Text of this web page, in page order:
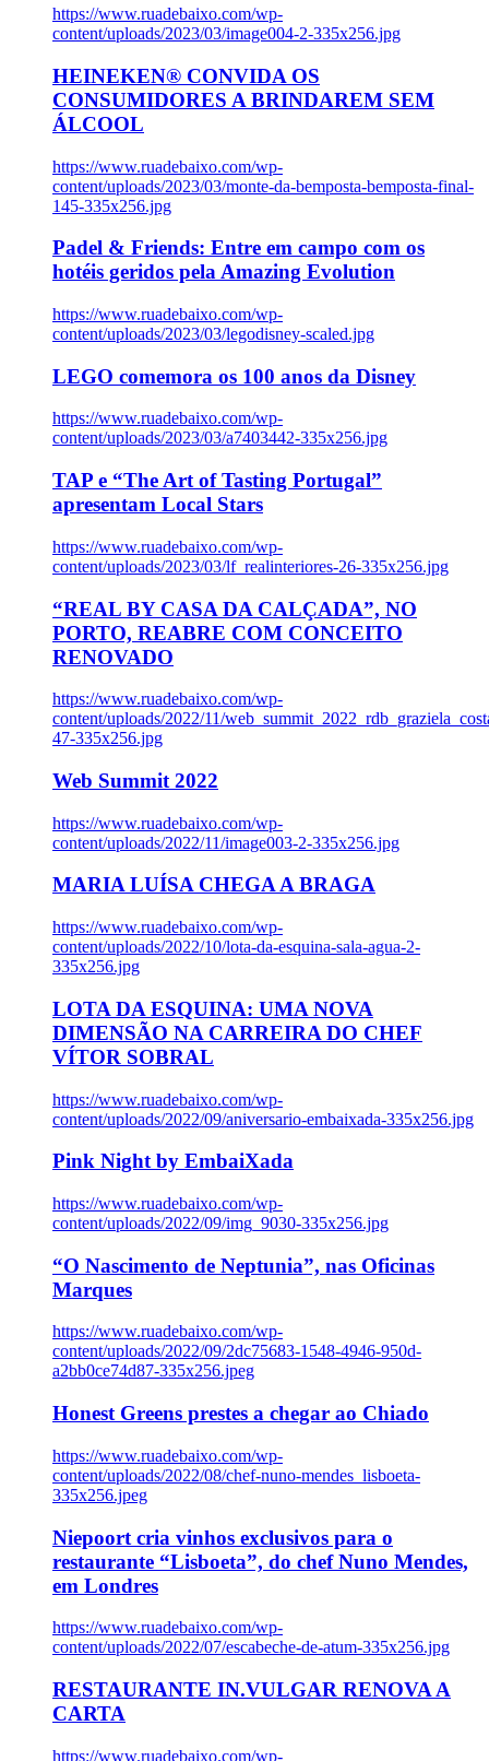
https://www.ruadebaixo.com/wp-
content/uploads/2023/03/image004-2-335x256.jpg
HEINEKEN® CONVIDA OS
CONSUMIDORES A BRINDAREM SEM
ÁLCOOL
https://www.ruadebaixo.com/wp-
content/uploads/2023/03/monte-da-bemposta-bemposta-final-
145-335x256.jpg
Padel & Friends: Entre em campo com os
hotéis geridos pela Amazing Evolution
https://www.ruadebaixo.com/wp-
content/uploads/2023/03/legodisney-scaled.jpg
LEGO comemora os 100 anos da Disney
https://www.ruadebaixo.com/wp-
content/uploads/2023/03/a7403442-335x256.jpg
TAP e “The Art of Tasting Portugal”
apresentam Local Stars
https://www.ruadebaixo.com/wp-
content/uploads/2023/03/lf_realinteriores-26-335x256.jpg
“REAL BY CASA DA CALÇADA”, NO
PORTO, REABRE COM CONCEITO
RENOVADO
https://www.ruadebaixo.com/wp-
content/uploads/2022/11/
47-335x256.jpg
Web Summit 2022
https://www.ruadebaixo.com/wp-
content/uploads/2022/11/image003-2-335x256.jpg
MARIA LUÍSA CHEGA A BRAGA
https://www.ruadebaixo.com/wp-
content/uploads/2022/10/lota-da-esquina-sala-agua-2-
335x256.jpg
LOTA DA ESQUINA: UMA NOVA
DIMENSÃO NA CARREIRA DO CHEF
VÍTOR SOBRAL
https://www.ruadebaixo.com/wp-
content/uploads/2022/09/aniversario-embaixada-335x256.jpg
Pink Night by EmbaiXada
https://www.ruadebaixo.com/wp-
content/uploads/2022/09/img_9030-335x256.jpg
“O Nascimento de Neptunia”, nas Oficinas
Marques
https://www.ruadebaixo.com/wp-
content/uploads/2022/09/2dc75683-1548-4946-950d-
a2bb0ce74d87-335x256.jpeg
Honest Greens prestes a chegar ao Chiado
https://www.ruadebaixo.com/wp-
content/uploads/2022/08/chef-nuno-mendes_lisboeta-
335x256.jpeg
Niepoort cria vinhos exclusivos para o
restaurante “Lisboeta”, do chef Nuno Mendes,
em Londres
https://www.ruadebaixo.com/wp-
content/uploads/2022/07/escabeche-de-atum-335x256.jpg
RESTAURANTE IN.VULGAR RENOVA A
CARTA
https://www.ruadebaixo.com/wp-